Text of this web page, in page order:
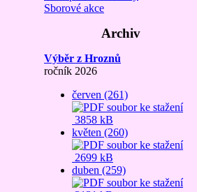
Sborové akce
Archiv
Výběr z Hroznů
ročník 2026
červen (261)
3858 kB
květen (260)
2699 kB
duben (259)